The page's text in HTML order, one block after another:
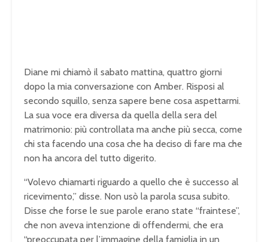
Diane mi chiamò il sabato mattina, quattro giorni
dopo la mia conversazione con Amber. Risposi al
secondo squillo, senza sapere bene cosa aspettarmi.
La sua voce era diversa da quella della sera del
matrimonio: più controllata ma anche più secca, come
chi sta facendo una cosa che ha deciso di fare ma che
non ha ancora del tutto digerito.
“Volevo chiamarti riguardo a quello che è successo al
ricevimento,” disse. Non usò la parola scusa subito.
Disse che forse le sue parole erano state “fraintese”,
che non aveva intenzione di offendermi, che era
“preoccupata per l’immagine della famiglia in un